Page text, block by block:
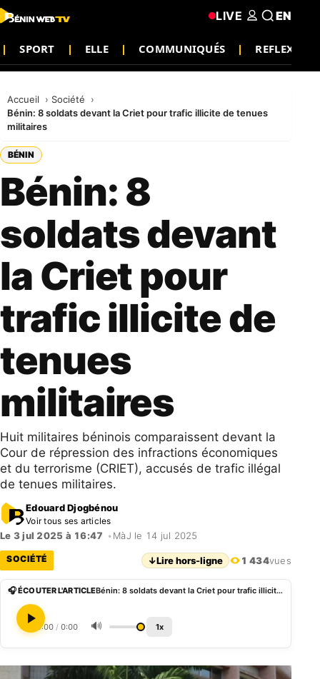
SPORT ELLE COMMUNIQUÉS REFLEXION
LIVE EN
Accueil
Société
Bénin: 8 soldats devant la Criet pour trafic illicite de tenues
militaires
BÉNIN
Bénin: 8
soldats devant
la Criet pour
trafic illicite de
tenues
militaires
Huit militaires béninois comparaissent devant la
Cour de répression des infractions économiques
et du terrorisme (CRIET), accusés de trafic illégal
de tenues militaires.
Edouard Djogbénou
Voir tous ses articles
Le 3 jul 2025 à 16:47 • MàJ le 14 jul 2025
SOCIÉTÉ ↓Lire hors-ligne 1 434vues
🎧 ÉCOUTER L'ARTICLE Bénin: 8 soldats devant la Criet pour trafic illicite de tenues militaires
0:00 / 0:00 🔊 1x